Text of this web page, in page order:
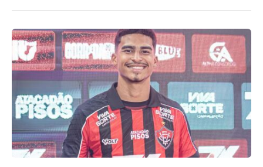
Sobre o joelho do craque, a expectativa é
que em um mês, o jogador esteja melhor e
possa voltar a fazer certos tipos de
treinamento.